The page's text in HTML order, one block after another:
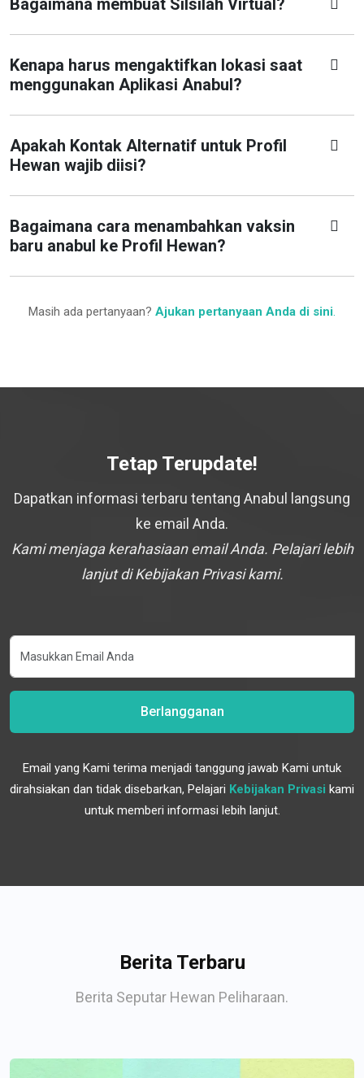
Bagaimana membuat Silsilah Virtual?
Kenapa harus mengaktifkan lokasi saat
menggunakan Aplikasi Anabul?
Apakah Kontak Alternatif untuk Profil
Hewan wajib diisi?
Bagaimana cara menambahkan vaksin
baru anabul ke Profil Hewan?
Masih ada pertanyaan? Ajukan pertanyaan Anda di sini.
Tetap Terupdate!
Dapatkan informasi terbaru tentang Anabul langsung
ke email Anda.
Kami menjaga kerahasiaan email Anda. Pelajari lebih
lanjut di Kebijakan Privasi kami.
Berlangganan
Email yang Kami terima menjadi tanggung jawab Kami untuk
dirahsiakan dan tidak disebarkan, Pelajari Kebijakan Privasi kami
untuk memberi informasi lebih lanjut.
Berita Terbaru
Berita Seputar Hewan Peliharaan.